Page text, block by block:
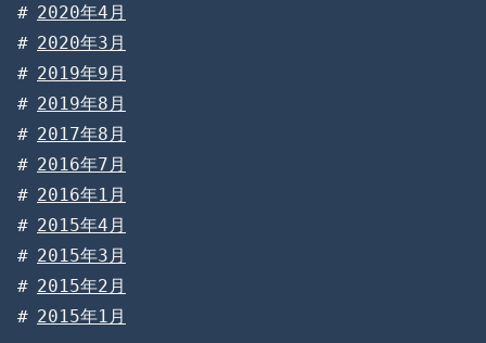
2020年4月
2020年3月
2019年9月
2019年8月
2017年8月
2016年7月
2016年1月
2015年4月
2015年3月
2015年2月
2015年1月